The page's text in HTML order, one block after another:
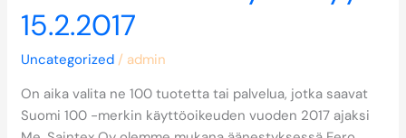
15.2.2017
Uncategorized / admin
On aika valita ne 100 tuotetta tai palvelua, jotka saavat
Suomi 100 -merkin käyttöoikeuden vuoden 2017 ajaksi